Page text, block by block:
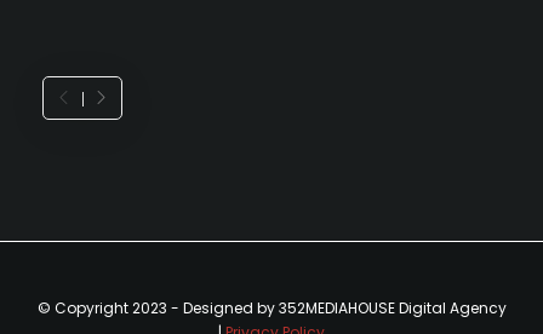
© Copyright 2023 - Designed by 352MEDIAHOUSE Digital Agency